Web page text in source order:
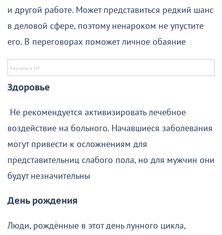
и другой работе. Может представиться редкий шанс
в деловой сфере, поэтому ненароком не упустите
его. В переговорах поможет личное обаяние
Здоровье
Не рекомендуется активизировать лечебное
воздействие на больного. Начавшиеся заболевания
могут привести к осложнениям для
представительниц слабого пола, но для мужчин они
будут незначительны
День рождения
Люди, рождённые в этот день лунного цикла,